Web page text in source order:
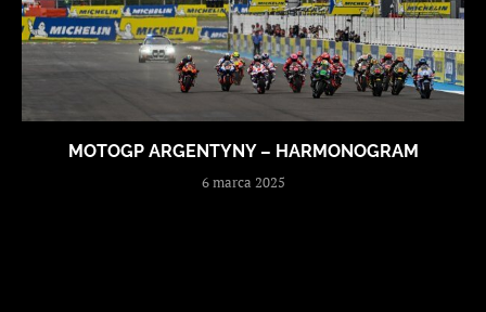
MOTOGP ARGENTYNY – HARMONOGRAM
6 marca 2025